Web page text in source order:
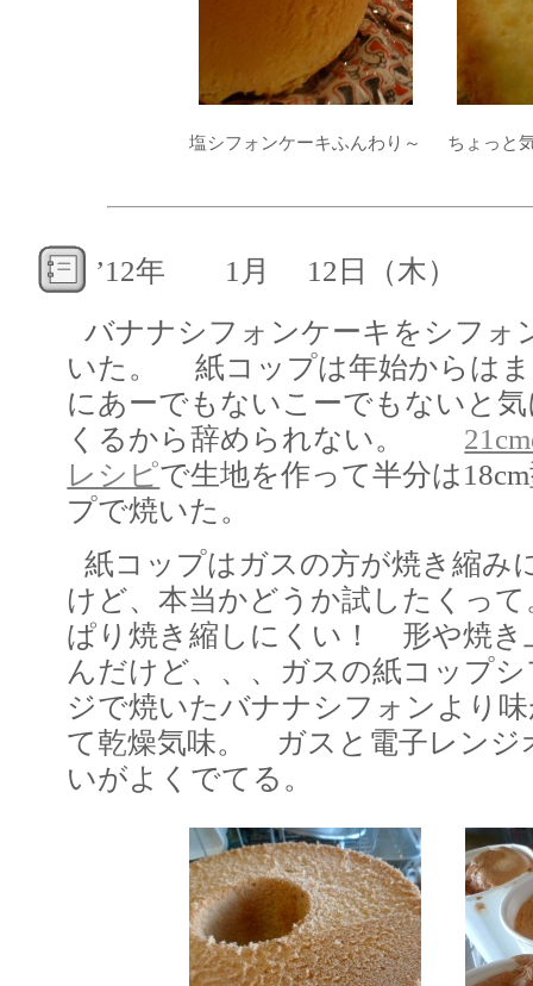
塩シフォンケーキふんわり～ ちょっと
’12年 1月 12日（木）
バナナシフォンケーキをシフォ
いた。 紙コップは年始からは
にあーでもないこーでもないと
くるから辞められない。
レシピで生地を作って半分は
プで焼いた。
紙コップはガスの方が焼き縮み
けど、本当かどうか試したく
ぱり焼き縮しにくい！ 形や焼き
んだけど、、、ガスの紙コップ
ジで焼いたバナナシフォンより
て乾燥気味。 ガスと電子レンジ
いがよくでてる。